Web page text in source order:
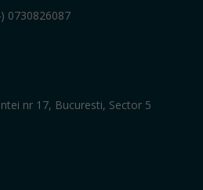
0730826087
nr 17, Bucuresti, Sector 5